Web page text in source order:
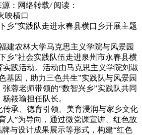
源：网络转载/ 阅读：
映横口
”实践队走进永春县横口乡开展主题
建农林大学马克思主义学院与风景园
乡”社会实践队伍走进泉州市永春县横
践活动。活动由马克思主义学院刘淑
基因，助力三色共生”实践队与风景园
蓉老师带领的“数智兴乡”实践队共同
筱瑜担任队长。
承、德育引领、美育浸润与家乡文化
人”为导向，通过微党课宣讲、红色故
与设计成果展示等形式，构建“红色